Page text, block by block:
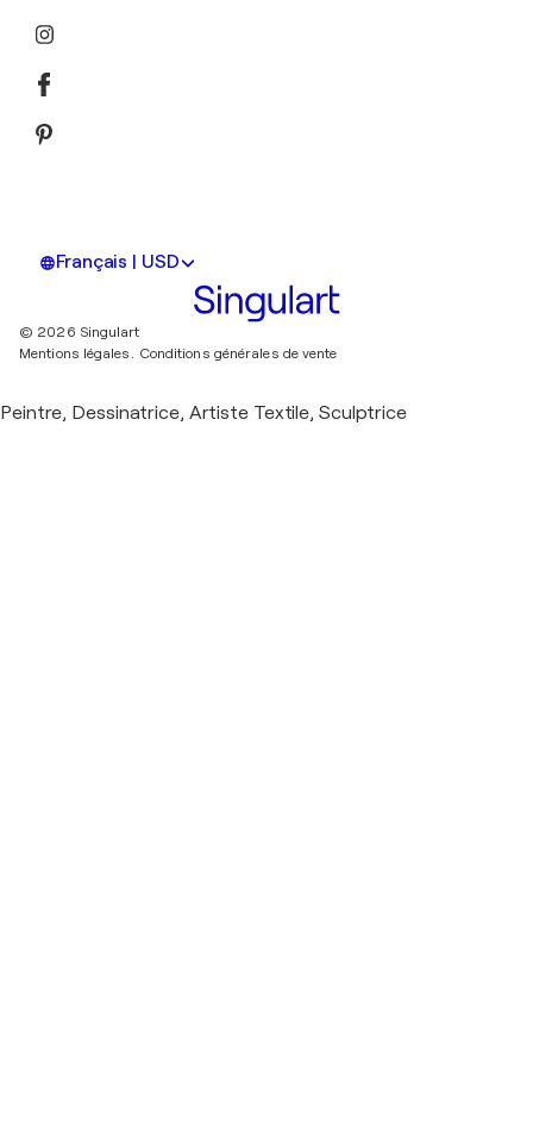
Français | USD
© 2026 Singulart
Mentions légales. Conditions générales de vente
Peintre, Dessinatrice, Artiste Textile, Sculptrice